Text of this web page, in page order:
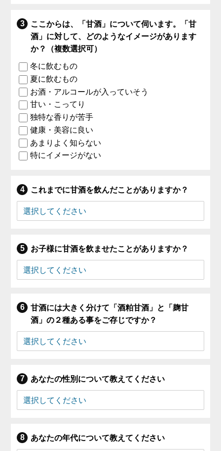
ここからは、「甘酒」について伺います。「甘
酒」に対して、どのようなイメージがあります
か？（複数選択可）
冬に飲むもの
夏に飲むもの
お酒・アルコールが入っていそう
甘い・こってり
独特な香りが苦手
健康・美容に良い
あまりよく知らない
特にイメージがない
これまでに甘酒を飲んだことがありますか？
お子様に甘酒を飲ませたことがありますか？
甘酒には大きく分けて「酒粕甘酒」と「麹甘
酒」の２種ある事をご存じですか？
あなたの性別について教えてください
あなたの年代について教えてください